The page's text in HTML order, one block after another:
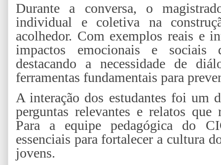
Durante a conversa, o
individual e coletiva na
acolhedor. Com exemplos reais e
impactos emocionais e
destacando a necessidade de
ferramentas fundamentais para
A interação dos estudantes foi um
perguntas relevantes e relatos
Para a equipe pedagógica do
essenciais para fortalecer a cultura
jovens.